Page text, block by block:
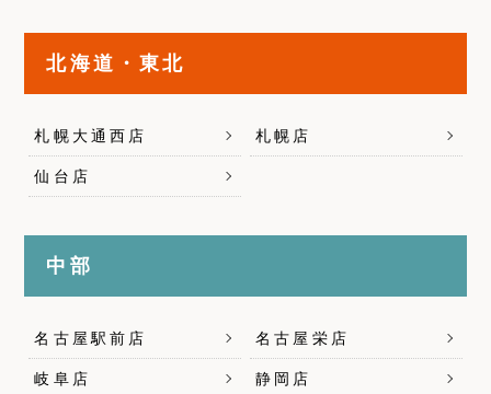
北海道・東北
札幌大通西店 札幌店
仙台店
中部
名古屋駅前店 名古屋栄店
岐阜店 静岡店